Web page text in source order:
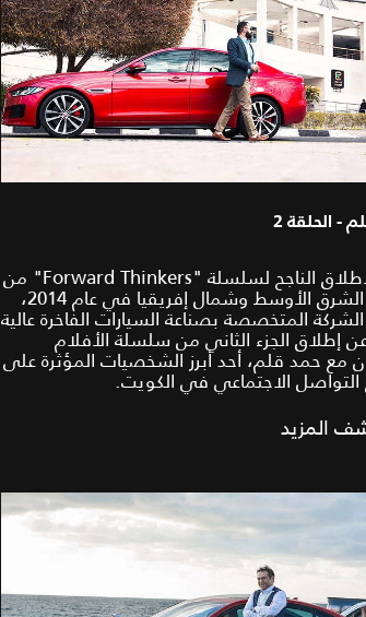
- الحلقة 2
بعد الإطلاق الناجح لسلسلة "Forward Thinkers" من
جاكوار الشرق الأوسط وشمال إفريقيا في عام 2014،
المتخصصة بصناعة السيارات الفاخرة عالية
عن إطلاق الجزء الثاني من سلسلة الأفلام
مع حمد قلم، أحد أبرز الشخصيات المؤثرة على
التواصل الاجتماعي في الكويت.
المزيد